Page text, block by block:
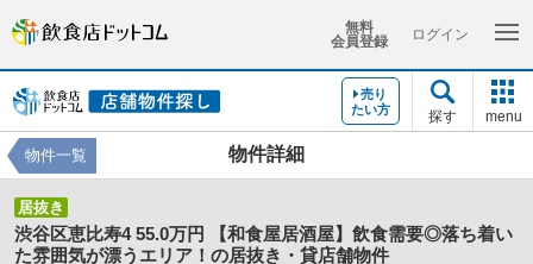
無料
会員登録
ログイン
売り
たい方
探す menu
物件詳細
物件一覧
居抜き
渋谷区恵比寿4 55.0万円 【和食屋居酒屋】飲食需要◎落ち着い
た雰囲気が漂うエリア！の居抜き・貸店舗物件